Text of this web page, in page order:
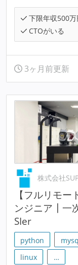
下限年収500万
CTOがいる
3ヶ月前更新
株式会社
【フルリモ
ンジニア┃一
SIer
python
linux
…